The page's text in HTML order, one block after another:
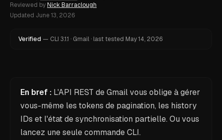
Reviewed byNick Barraclough
Updated June 13, 2026
Verified — CLI 3.1.1 · Gmail · last tested May 14, 2026
En bref : L'API REST de Gmail vous oblige à gérer
vous-même les tokens de pagination, les history
IDs et l'état de synchronisation partielle. Ou vous
lancez une seule commande CLI.